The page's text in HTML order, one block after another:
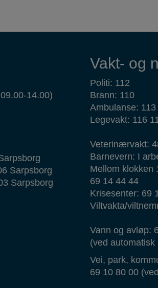
14.00)
Sarpsborg
Sarpsborg
Vakt- og
Politi: 112
Brann: 110
Ambulanse: 113
Legevakt: 116
Veterinærvakt:
Barnevern: I
Mellom klokken
69 14 44 44
Krisesenter: 69
Viltvakta/
Vann og avløp:
(ved automatisk
Vei, park,
69 10 80 00